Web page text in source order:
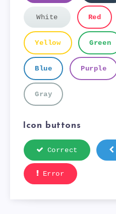
White Red
Yellow Green
Blue Purple
Gray
Icon buttons
Correct
Error